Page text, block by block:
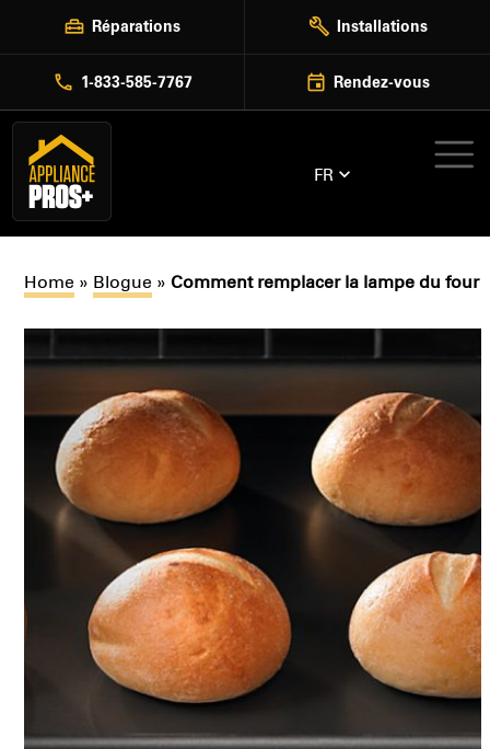
Réparations Installations
1-833-585-7767 Rendez-vous
FR
Home » Blogue »Comment remplacer la lampe du four